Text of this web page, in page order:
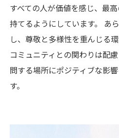
すべての人が価値を感じ、最
持てるようにしています。 あ
し、尊敬と多様性を重んじる
コミュニティとの関わりは配
問する場所にポジティブな影
す。